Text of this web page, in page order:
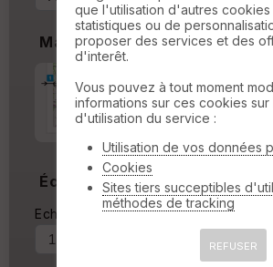
Marges
Marge autour de la
%
Échelle
Echelle actuelle : 1/35533
que l'utilisation d'autres
statistiques ou de
proposer des services et des
d'interêt.
Vous pouvez à tout moment
informations sur ces cookies
d'utilisation du service :
Utilisation de vos données
Cookies
Sites tiers succeptibles
méthodes de tracking
REFUSER